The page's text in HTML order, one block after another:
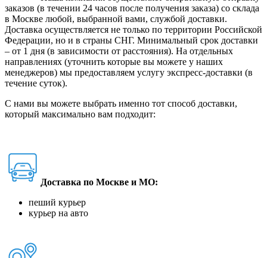
заказов (в течении 24 часов после получения заказа) со склада
в Москве любой, выбранной вами, службой доставки.
Доставка осуществляется не только по территории Российской
Федерации, но и в страны СНГ. Минимальный срок доставки
– от 1 дня (в зависимости от расстояния). На отдельных
направлениях (уточнить которые вы можете у наших
менеджеров) мы предоставляем услугу экспресс-доставки (в
течение суток).
С нами вы можете выбрать именно тот способ доставки,
который максимально вам подходит:
Доставка по Москве и МО:
пеший курьер
курьер на авто